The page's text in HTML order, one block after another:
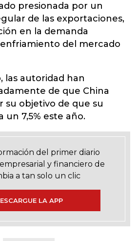
presionada por un
de las exportaciones,
en la demanda
del mercado
las autoridad han
de que China
su objetivo de que su
un 7,5% este año.
del primer diario
y financiero de
a tan solo un clic
LA APP